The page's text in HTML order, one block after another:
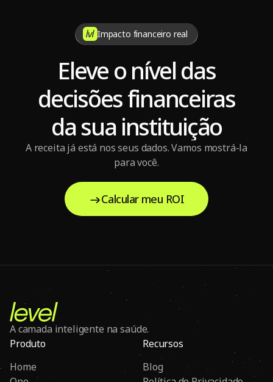
Impacto financeiro real
Eleve o nível das
decisões financeiras
da sua instituição
A receita já está nos seus dados. Vamos mostrá-la
para você.
Calcular meu ROI
A camada inteligente na saúde.
Produto
Home
Recursos
Blog